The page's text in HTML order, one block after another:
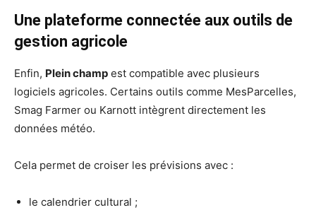
Une plateforme connectée aux outils de
gestion agricole
Enfin, Plein champ est compatible avec plusieurs
logiciels agricoles. Certains outils comme MesParcelles,
Smag Farmer ou Karnott intègrent directement les
données météo.
Cela permet de croiser les prévisions avec :
le calendrier cultural ;